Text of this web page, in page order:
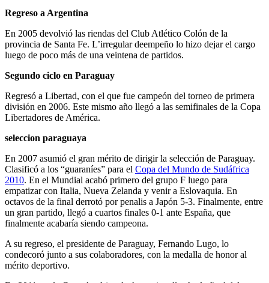
Regreso a Argentina
En 2005 devolvió las riendas del Club Atlético Colón de la
provincia de Santa Fe. L’irregular deempeño lo hizo dejar el cargo
luego de poco más de una veintena de partidos.
Segundo ciclo en Paraguay
Regresó a Libertad, con el que fue campeón del torneo de primera
división en 2006. Este mismo año llegó a las semifinales de la Copa
Libertadores de América.
seleccion paraguaya
En 2007 asumió el gran mérito de dirigir la selección de Paraguay.
Clasificó a los “guaraníes” para el Copa del Mundo de Sudáfrica
2010. En el Mundial acabó primero del grupo F luego para
empatizar con Italia, Nueva Zelanda y venir a Eslovaquia. En
octavos de la final derrotó por penalis a Japón 5-3. Finalmente, entre
un gran partido, llegó a cuartos finales 0-1 ante España, que
finalmente acabaría siendo campeona.
A su regreso, el presidente de Paraguay, Fernando Lugo, lo
condecoró junto a sus colaboradores, con la medalla de honor al
mérito deportivo.